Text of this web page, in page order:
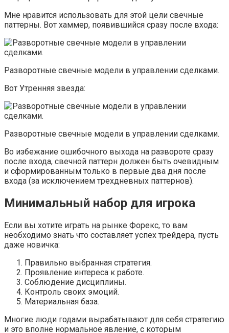
Мне нравится использовать для этой цели свечные
паттерны. Вот хаммер, появившийся сразу после входа:
Разворотные свечные модели в управлении сделками.
Вот Утренняя звезда:
Разворотные свечные модели в управлении сделками.
Во избежание ошибочного выхода на развороте сразу
после входа, свечной паттерн должен быть очевидным
и сформированным только в первые два дня после
входа (за исключением трехдневных паттернов).
Минимальный набор для игрока
Если вы хотите играть на рынке Форекс, то вам
необходимо знать что составляет успех трейдера, пусть
даже новичка:
Правильно выбранная стратегия.
Проявление интереса к работе.
Соблюдение дисциплины.
Контроль своих эмоций.
Материальная база.
Многие люди годами вырабатывают для себя стратегию
и это вполне нормальное явление, с которым